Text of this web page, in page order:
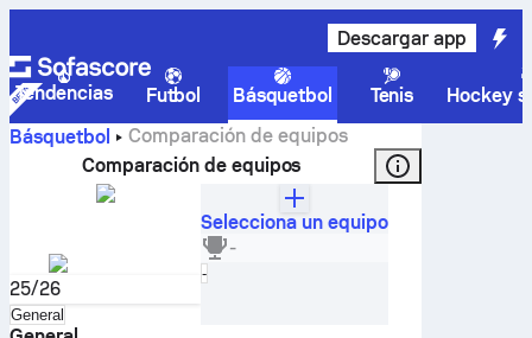
Descargar app
Tendencias Futbol Básquetbol Tenis
Hockey
Básquetbol
Comparación de equipos
Comparación de equipos
Dinamarca
25/26
Selecciona
General
Selecciona un equipo
-
Selecciona
-